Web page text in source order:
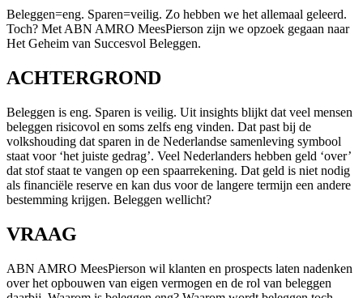
Beleggen=eng. Sparen=veilig. Zo hebben we het allemaal geleerd.
Toch? Met ABN AMRO MeesPierson zijn we opzoek gegaan naar
Het Geheim van Succesvol Beleggen.
ACHTERGROND
Beleggen is eng. Sparen is veilig. Uit insights blijkt dat veel mensen
beleggen risicovol en soms zelfs eng vinden. Dat past bij de
volkshouding dat sparen in de Nederlandse samenleving symbool
staat voor ‘het juiste gedrag’. Veel Nederlanders hebben geld ‘over’
dat stof staat te vangen op een spaarrekening. Dat geld is niet nodig
als financiële reserve en kan dus voor de langere termijn een andere
bestemming krijgen. Beleggen wellicht?
VRAAG
ABN AMRO MeesPierson wil klanten en prospects laten nadenken
over het opbouwen van eigen vermogen en de rol van beleggen